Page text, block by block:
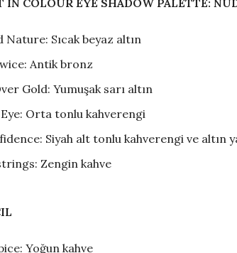
Nature: Sıcak beyaz altın
Antik bronz
Gold: Yumuşak sarı altın
Orta tonlu kahverengi
Siyah alt tonlu kahverengi ve altın
Zengin kahve
Yoğun kahve